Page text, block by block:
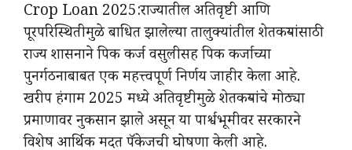
Crop Loan 2025:राज्यातील अतिवृष्टी आणि
पूरपरिस्थितीमुळे बाधित झालेल्या तालुक्यांतील शेतकऱ्यांसाठी
राज्य शासनाने पिक कर्ज वसुलीसह पिक कर्जाच्या
पुनर्गठनाबाबत एक महत्त्वपूर्ण निर्णय जाहीर केला आहे.
खरीप हंगाम 2025 मध्ये अतिवृष्टीमुळे शेतकऱ्यांचे मोठ्या
प्रमाणावर नुकसान झाले असून या पार्श्वभूमीवर सरकारने
विशेष आर्थिक मदत पॅकेजची घोषणा केली आहे.